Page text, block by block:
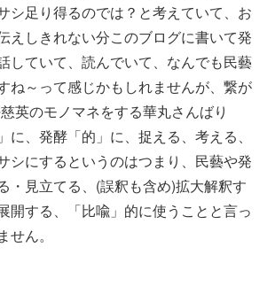
シ足り得るのでは？と考えていて、お
えしきれない分このブログに書いて発
していて、読んでいて、なんでも民藝
ね～って感じかもしれませんが、繋が
英のモノマネをする華丸さんばり
に、発酵「的」に、捉える、考える、
シにするというのはつまり、民藝や発
・見立てる、(誤釈も含め)拡大解釈す
開する、「比喩」的に使うことと言っ
ん。